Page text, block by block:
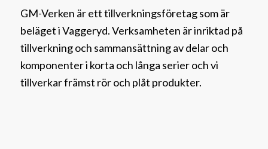
GM-Verken är ett tillverkningsföretag som är
beläget i Vaggeryd. Verksamheten är inriktad på
tillverkning och sammansättning av delar och
komponenter i korta och långa serier och vi
tillverkar främst rör och plåt produkter.